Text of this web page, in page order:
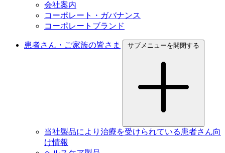
会社案内
コーポレート・ガバナンス
コーポレートブランド
患者さん・ご家族の皆さま サブメニューを開閉する
当社製品により治療を受けられている患者さん向
け情報